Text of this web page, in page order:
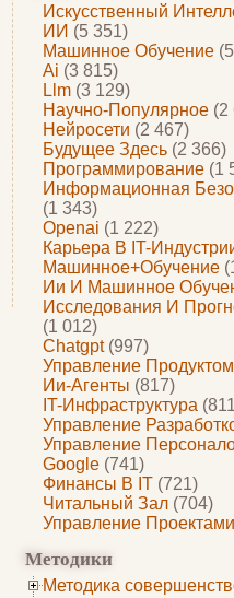
Искусственный
ИИ (5 351)
Машинное Обучение
Ai (3 815)
Llm (3 129)
Научно-Популярное (2
Нейросети (2 467)
Будущее Здесь (2 366)
Программирование (1
Информационная
(1 343)
Openai (1 222)
Карьера В IT-
Машинное+обучение
Ии И Машинное
Исследования И
(1 012)
Chatgpt(997)
Управление Продуктом
Ии-Агенты (817)
IT-Инфраструктура
Управление
Управление
Google (741)
Финансы В IT (721)
Читальный Зал (704)
Управление Проектами
Методики
Методика